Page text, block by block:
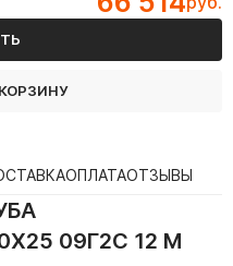
ОПЛАТАОТЗЫВЫ
09Г2С 12 М